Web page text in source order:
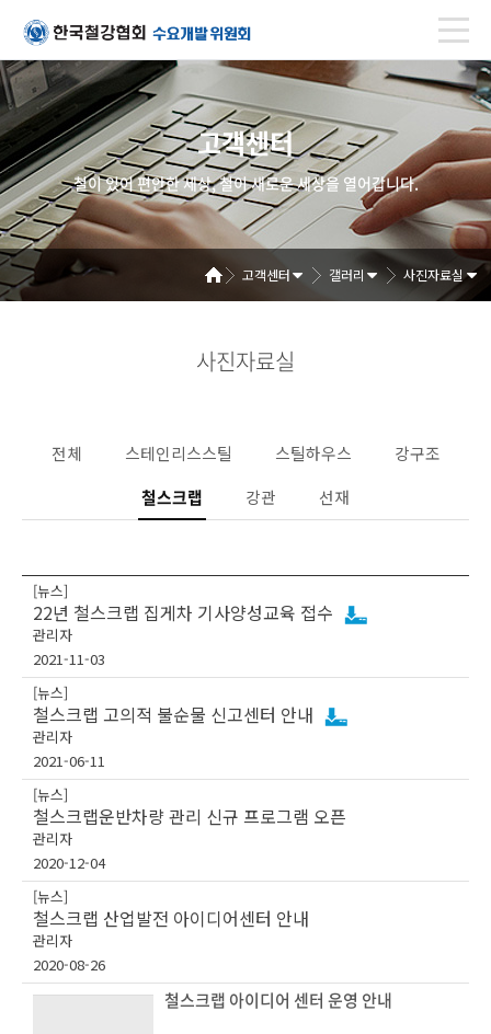
고객센터
철이 있어 편안한 세상, 철이 새로운 세상을 열어갑니다.
고객센터 갤러리 사진자료실
사진자료실
전체 스테인리스스틸 스틸하우스 강구조
철스크랩 강관 선재
[뉴스]
22년 철스크랩 집게차 기사양성교육 접수
관리자
2021-11-03
[뉴스]
철스크랩 고의적 불순물 신고센터 안내
관리자
2021-06-11
[뉴스]
철스크랩운반차량 관리 신규 프로그램 오픈
관리자
2020-12-04
[뉴스]
철스크랩 산업발전 아이디어센터 안내
관리자
2020-08-26
철스크랩 아이디어 센터 운영 안내